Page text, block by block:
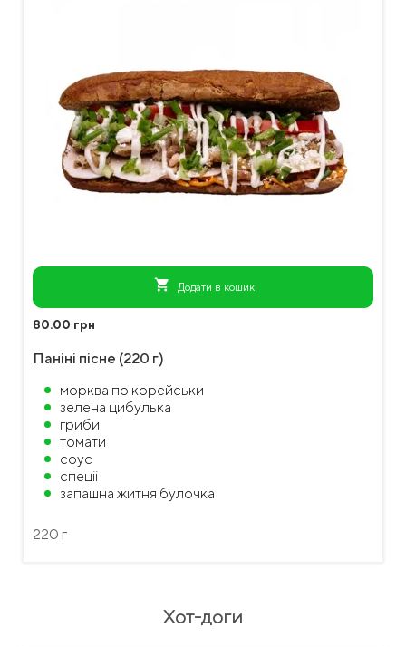
shopping_cart Додати в кошик
80.00 грн
Паніні пісне (220 г)
морква по корейськи
зелена цибулька
гриби
томати
соус
спеціі
запашна житня булочка
220 г
Хот-доги